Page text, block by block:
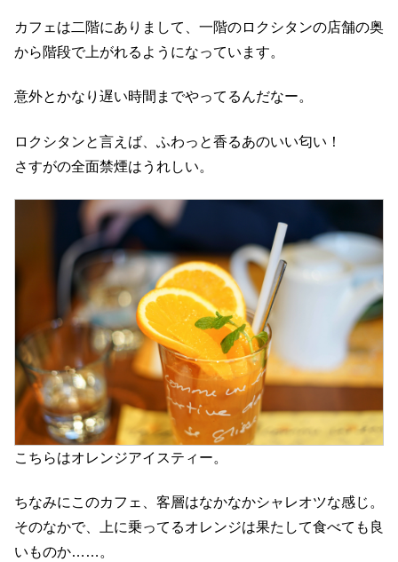
カフェは二階にありまして、一階のロクシタンの店舗の奥
から階段で上がれるようになっています。
意外とかなり遅い時間までやってるんだなー。
ロクシタンと言えば、ふわっと香るあのいい匂い！
さすがの全面禁煙はうれしい。
こちらはオレンジアイスティー。
ちなみにこのカフェ、客層はなかなかシャレオツな感じ。
そのなかで、上に乗ってるオレンジは果たして食べても良
いものか……。